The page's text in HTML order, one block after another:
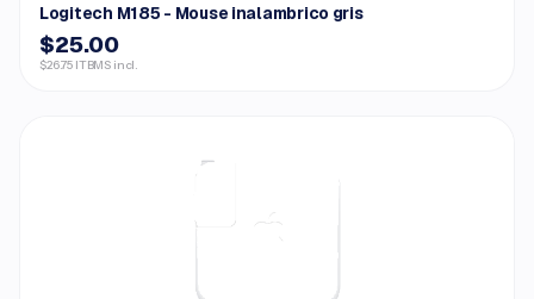
Logitech M185 - Mouse inalambrico gris
$25.00
$26.75 ITBMS incl.